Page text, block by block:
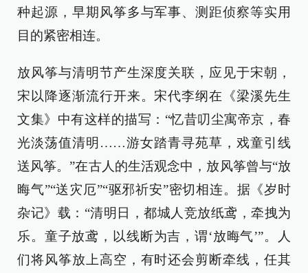
种起源，早期风筝多与军事、测距侦察等实用
目的紧密相连。
放风筝与清明节产生深度关联，应见于宋朝，
宋以降逐渐流行开来。宋代李纲在《梁溪先生
文集》中有这样的描写：“忆昔叨尘寓帝京，春
光淡荡值清明……游女踏青寻苑草，戏童引线
送风筝。”在古人的生活观念中，放风筝曾与“放
晦气”“送灾厄”“驱邪祈安”密切相连。据《岁时
杂记》载：“清明日，都城人竞放纸鸢，牵拽为
乐。童子放鸢，以线断为吉，谓‘放晦气’”。人
们将风筝放上高空，有时还会剪断牵线，任其